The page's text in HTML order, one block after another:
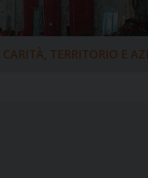
CARITÀ, TERRITORIO E